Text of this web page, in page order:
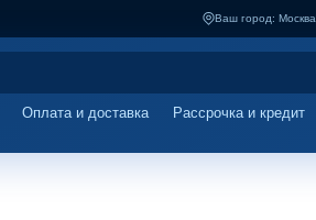
Ваш город: Москва
Оплата и доставка Рассрочка и кредит